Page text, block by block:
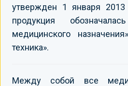
утвержден 1 января 2013
продукция
медицинского
техника».
Между собой все